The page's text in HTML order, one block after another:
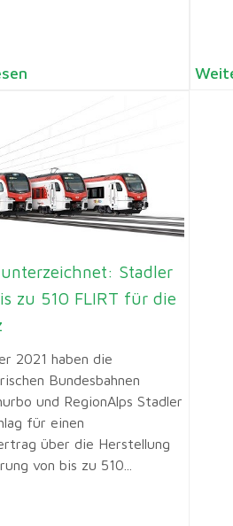
Stadler
zu 510 FLIRT für die
2021 haben die
Bundesbahnen
und RegionAlps Stadler
für einen
über die Herstellung
von bis zu 510...